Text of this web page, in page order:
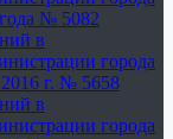
№ 5082
в
города
г. № 5658
в
города